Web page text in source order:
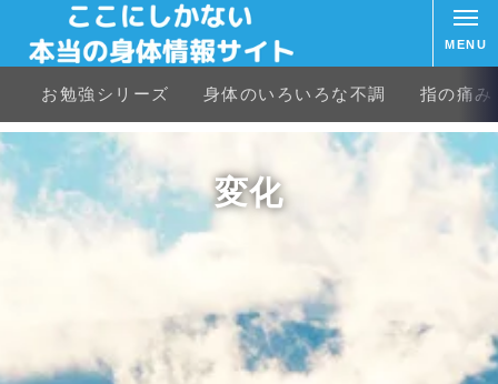
MENU
お勉強シリーズ 身体のいろいろな不調 指の痛み
変化